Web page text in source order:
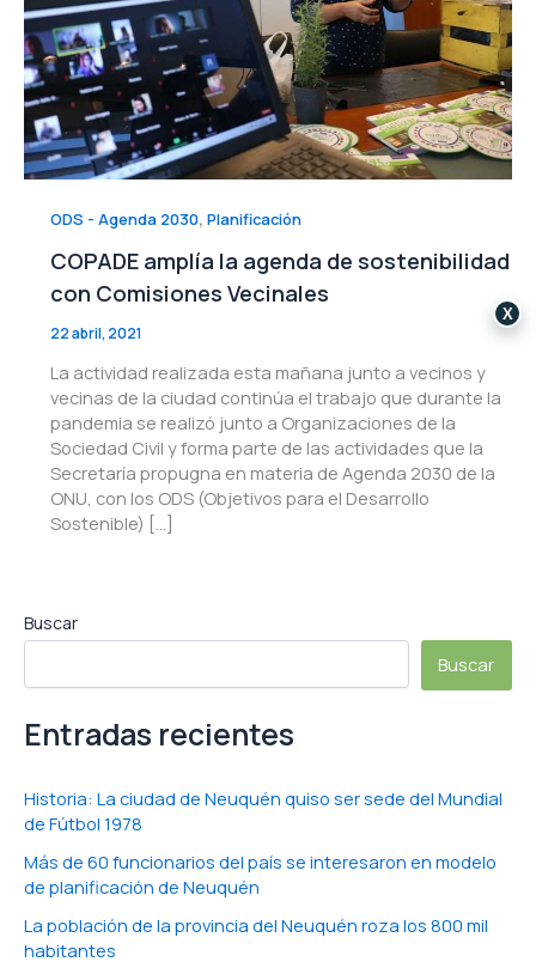
ODS - Agenda 2030, Planificación
COPADE amplía la agenda de sostenibilidad
con Comisiones Vecinales
22 abril, 2021
La actividad realizada esta mañana junto a vecinos y
vecinas de la ciudad continúa el trabajo que durante la
pandemia se realizó junto a Organizaciones de la
Sociedad Civil y forma parte de las actividades que la
Secretaría propugna en materia de Agenda 2030 de la
ONU, con los ODS (Objetivos para el Desarrollo
Sostenible) […]
Buscar
Buscar
Entradas recientes
Historia: La ciudad de Neuquén quiso ser sede del Mundial
de Fútbol 1978
Más de 60 funcionarios del país se interesaron en modelo
de planificación de Neuquén
La población de la provincia del Neuquén roza los 800 mil
habitantes
X